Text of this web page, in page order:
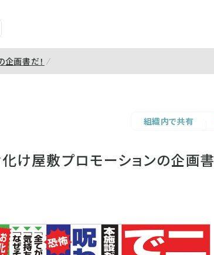
画書だ！
組織内で共有
け屋敷プロモーションの企画書